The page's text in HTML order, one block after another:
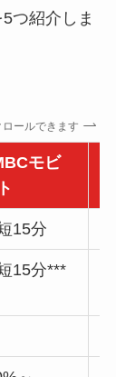
つ紹介しま
ロールできます
モビ
15分
15分***